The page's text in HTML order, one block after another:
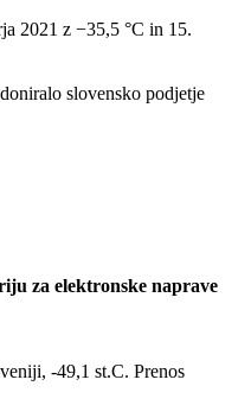
2021 z −35,5 °C in 15.
slovensko podjetje
za elektronske naprave
-49,1 st.C. Prenos